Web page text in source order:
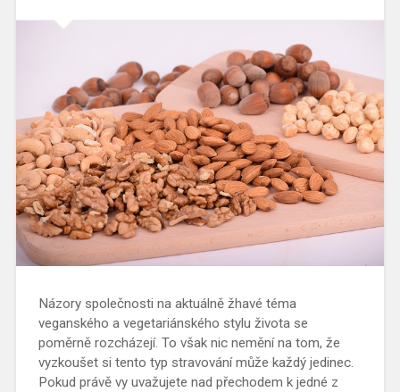
Názory společnosti na aktuálně žhavé téma
veganského a vegetariánského stylu života se
poměrně rozcházejí. To však nic nemění na tom, že
vyzkoušet si tento typ stravování může každý jedinec.
Pokud právě vy uvažujete nad přechodem k jedné z